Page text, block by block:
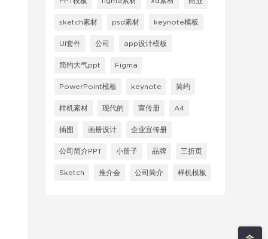
sketch素材 psd素材 keynote模板
Ui套件 公司 app设计模板
简约大气ppt Figma
PowerPoint模板 keynote 简约
样机素材 现代的 宣传册 A4
插图 画册设计 企业宣传册
公司简介PPT 小册子 品牌 三折页
Sketch 推介会 公司简介 样机模板